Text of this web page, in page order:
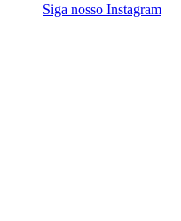
Siga nosso Instagram